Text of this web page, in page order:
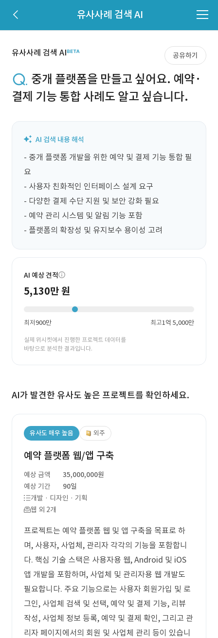
유사사례 검색 AI
유사사례 검색 AI 공유하기
중개 플랫폼을 만들고 싶어요. 예약·
결제 기능 통합 사례도 알고 싶습니다.
- 중개 플랫폼 개발을 위한 예약 및 결제 기능 통합 필
요
- 사용자 친화적인 인터페이스 설계 요구
- 다양한 결제 수단 지원 및 보안 강화 필요
- 예약 관리 시스템 및 알림 기능 포함
- 플랫폼의 확장성 및 유지보수 용이성 고려
AI 예상 견적
5,130만 원
최저900만 최고1억 5,000만
실제 위시켓에서 진행한 프로젝트 데이터를
바탕으로 분석한 결과입니다.
AI가 발견한 유사도 높은 프로젝트를 확인하세요.
유사도 매우 높음 외주
예약 플랫폼 웹/앱 구축
예상 금액
35,000,000원
예상 기간
90일
개발 · 디자인 · 기획
웹 외 2개
프로젝트는 예약 플랫폼 웹 및 앱 구축을 목표로 하
며, 사용자, 사업체, 관리자 각각의 기능을 포함합니
다. 핵심 기술 스택은 사용자용 웹, Android 및 iOS
앱 개발을 포함하며, 사업체 및 관리자용 웹 개발도
필요합니다. 주요 기능으로는 사용자 회원가입 및 로
그인, 사업체 검색 및 선택, 예약 및 결제 기능, 리뷰
작성, 사업체 정보 등록, 예약 및 결제 확인, 그리고 관
리자 페이지에서의 회원 및 사업체 관리 등이 있습니